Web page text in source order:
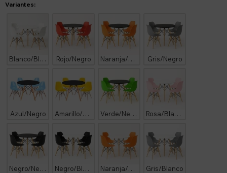
Variantes:
Blanco/Blanco Rojo/Negro Naranja/Negro Gris/Negro
Azul/Negro Amarillo/Negro Verde/Negro Rosa/Blanco
Negro/Negro Negro/Blanco Naranja/Blanco Gris/Blanco